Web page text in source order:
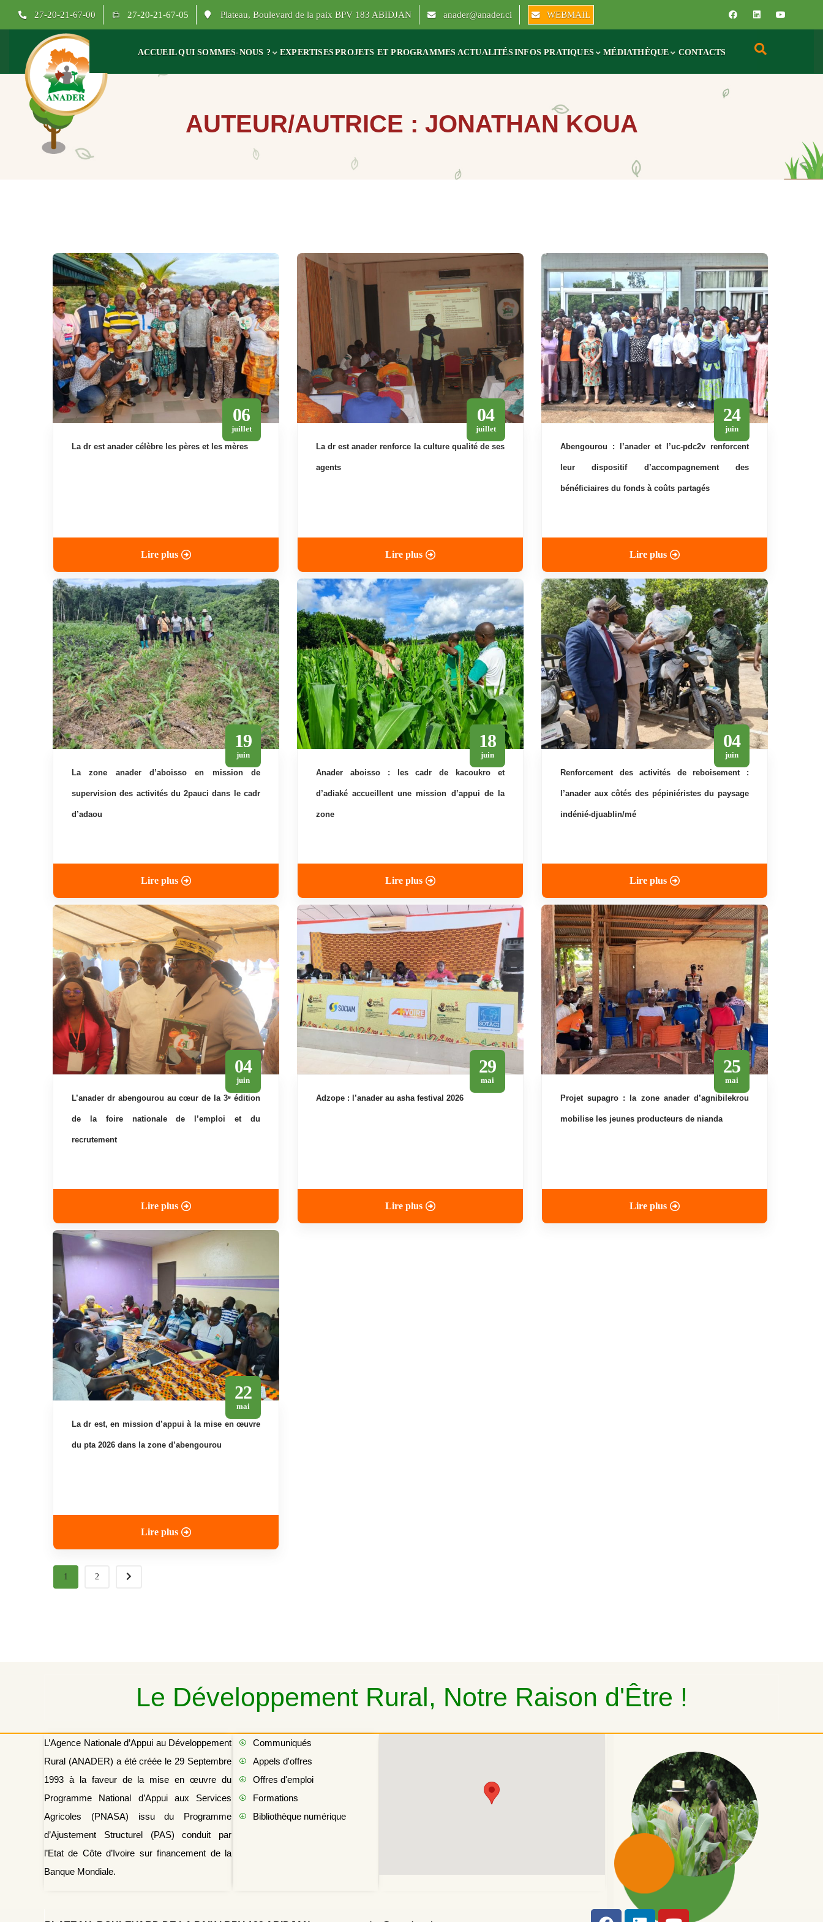
27-20-21-67-00 27-20-21-67-05 Plateau, Boulevard de la paix BPV 183 ABIDJAN anader@anader.ci WEBMAIL
ACCUEILQUI SOMMES-NOUS ? EXPERTISESPROJETS ET PROGRAMMES ACTUALITÉSINFOS PRATIQUES MÉDIATHÈQUE CONTACTS
AUTEUR/AUTRICE : JONATHAN KOUA
06
juillet
la dr est anader célèbre les pères et les mères
Lire plus
04
juillet
la dr est anader renforce la culture qualité de ses
agents
Lire plus
24
juin
abengourou : l’anader et l’uc-pdc2v renforcent
leur dispositif d’accompagnement des
bénéficiaires du fonds à coûts partagés
Lire plus
19
juin
la zone anader d’aboisso en mission de
supervision des activités du 2pauci dans le cadr
d’adaou
Lire plus
18
juin
anader aboisso : les cadr de kacoukro et
d’adiaké accueillent une mission d’appui de la
zone
Lire plus
04
juin
renforcement des activités de reboisement :
l’anader aux côtés des pépiniéristes du paysage
indénié-djuablin/mé
Lire plus
04
juin
l’anader dr abengourou au cœur de la 3ᵉ édition
de la foire nationale de l’emploi et du
recrutement
Lire plus
29
mai
adzope : l’anader au asha festival 2026
Lire plus
25
mai
projet supagro : la zone anader d’agnibilekrou
mobilise les jeunes producteurs de nianda
Lire plus
22
mai
la dr est, en mission d’appui à la mise en œuvre
du pta 2026 dans la zone d’abengourou
Lire plus
1 2
Le Développement Rural, Notre Raison d'Être !
L’Agence Nationale d’Appui au Développement
Rural (ANADER) a été créée le 29 Septembre
1993 à la faveur de la mise en œuvre du
Programme National d’Appui aux Services
Agricoles (PNASA) issu du Programme
d’Ajustement Structurel (PAS) conduit par
l’Etat de Côte d’Ivoire sur financement de la
Banque Mondiale.
Communiqués
Appels d'offres
Offres d'emploi
Formations
Bibliothèque numérique